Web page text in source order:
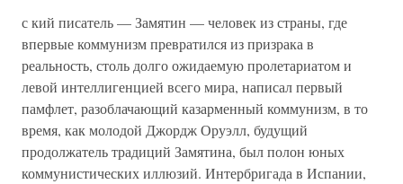
с кий писатель — Замятин — человек из страны, где
впервые коммунизм превратился из призрака в
реальность, столь долго ожидаемую пролетариатом и
левой интеллигенцией всего мира, написал первый
памфлет, разоблачающий казарменный коммунизм, в то
время, как молодой Джордж Оруэлл, будущий
продолжатель традиций Замятина, был полон юных
коммунистических иллюзий. Интербригада в Испании,